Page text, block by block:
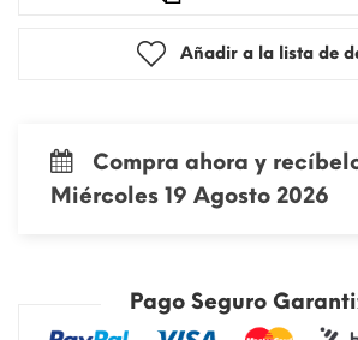
Añadir a la lista de
Compra ahora y
Miércoles 19 Agosto 2026
Pago Seguro